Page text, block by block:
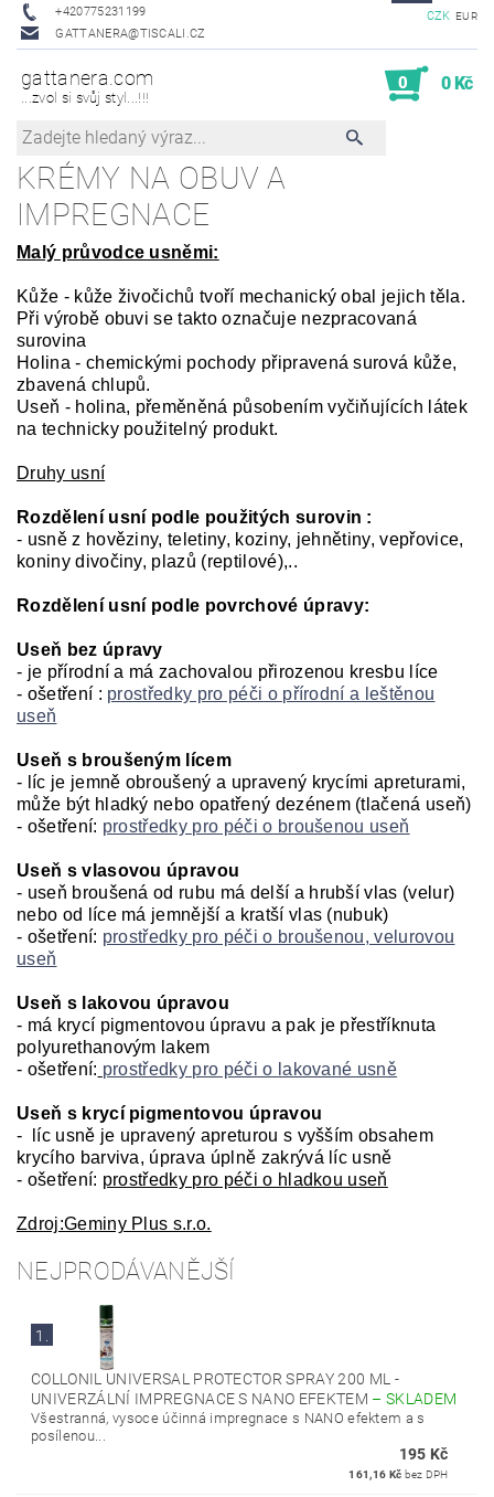
+420775231199
GATTANERA@TISCALI.CZ
CZK EUR
gattanera.com
...zvol si svůj styl...!!!
0 0 Kč
KRÉMY NA OBUV A
IMPREGNACE
Malý průvodce usněmi:
Kůže - kůže živočichů tvoří mechanický obal jejich těla.
Při výrobě obuvi se takto označuje nezpracovaná
surovina
Holina - chemickými pochody připravená surová kůže,
zbavená chlupů.
Useň - holina, přeměněná působením vyčiňujících látek
na technicky použitelný produkt.
Druhy usní
Rozdělení usní podle použitých surovin :
- usně z hověziny, teletiny, koziny, jehnětiny, vepřovice,
koniny divočiny, plazů (reptilové),..
Rozdělení usní podle povrchové úpravy:
Useň bez úpravy
- je přírodní a má zachovalou přirozenou kresbu líce
- ošetření : prostředky pro péči o přírodní a leštěnou
useň
Useň s broušeným lícem
- líc je jemně obroušený a upravený krycími apreturami,
může být hladký nebo opatřený dezénem (tlačená useň)
- ošetření: prostředky pro péči o broušenou useň
Useň s vlasovou úpravou
- useň broušená od rubu má delší a hrubší vlas (velur)
nebo od líce má jemnější a kratší vlas (nubuk)
- ošetření: prostředky pro péči o broušenou, velurovou
useň
Useň s lakovou úpravou
- má krycí pigmentovou úpravu a pak je přestříknuta
polyurethanovým lakem
- ošetření: prostředky pro péči o lakované usně
Useň s krycí pigmentovou úpravou
- líc usně je upravený apreturou s vyšším obsahem
krycího barviva, úprava úplně zakrývá líc usně
- ošetření: prostředky pro péči o hladkou useň
Zdroj:Geminy Plus s.r.o.
NEJPRODÁVANĚJŠÍ
1.
COLLONIL UNIVERSAL PROTECTOR SPRAY 200 ML -
UNIVERZÁLNÍ IMPREGNACE S NANO EFEKTEM – SKLADEM
Všestranná, vysoce účinná impregnace s NANO efektem a s
posílenou...
195 Kč
161,16 Kč bez DPH